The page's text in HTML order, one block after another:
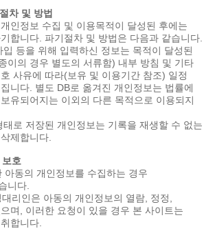
차 및 방법
인정보 수집 및 이용목적이 달성된 후에는
합니다. 파기절차 및 방법은 다음과 같습니다.
등을 위해 입력하신 정보는 목적이 달성된
이의 경우 별도의 서류함) 내부 방침 및 기타
사유에 따라(보유 및 이용기간 참조) 일정
니다. 별도 DB로 옮겨진 개인정보는 법률에
유되어지는 이외의 다른 목적으로 이용되지
로 저장된 개인정보는 기록을 재생할 수 없는
제합니다.
호
아동의 개인정보를 수집하는 경우
니다.
리인은 아동의 개인정보의 열람, 정정,
며, 이러한 요청이 있을 경우 본 사이트는
합니다.